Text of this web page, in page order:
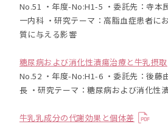
No.51 ・年度-No:H1-5 ・委託先：寺
一内科 ・研究テーマ：高脂血症患者に
質に与える影響
糖尿病および消化性潰瘍治療と牛乳摂取
No.52 ・年度-No:H1-6 ・委託先：後
長 ・研究テーマ：糖尿病および消化性
牛乳乳成分の代謝効果と個体差